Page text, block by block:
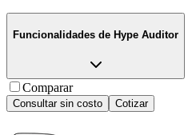
Funcionalidades de Hype Auditor
Comparar
Consultar sin costo Cotizar